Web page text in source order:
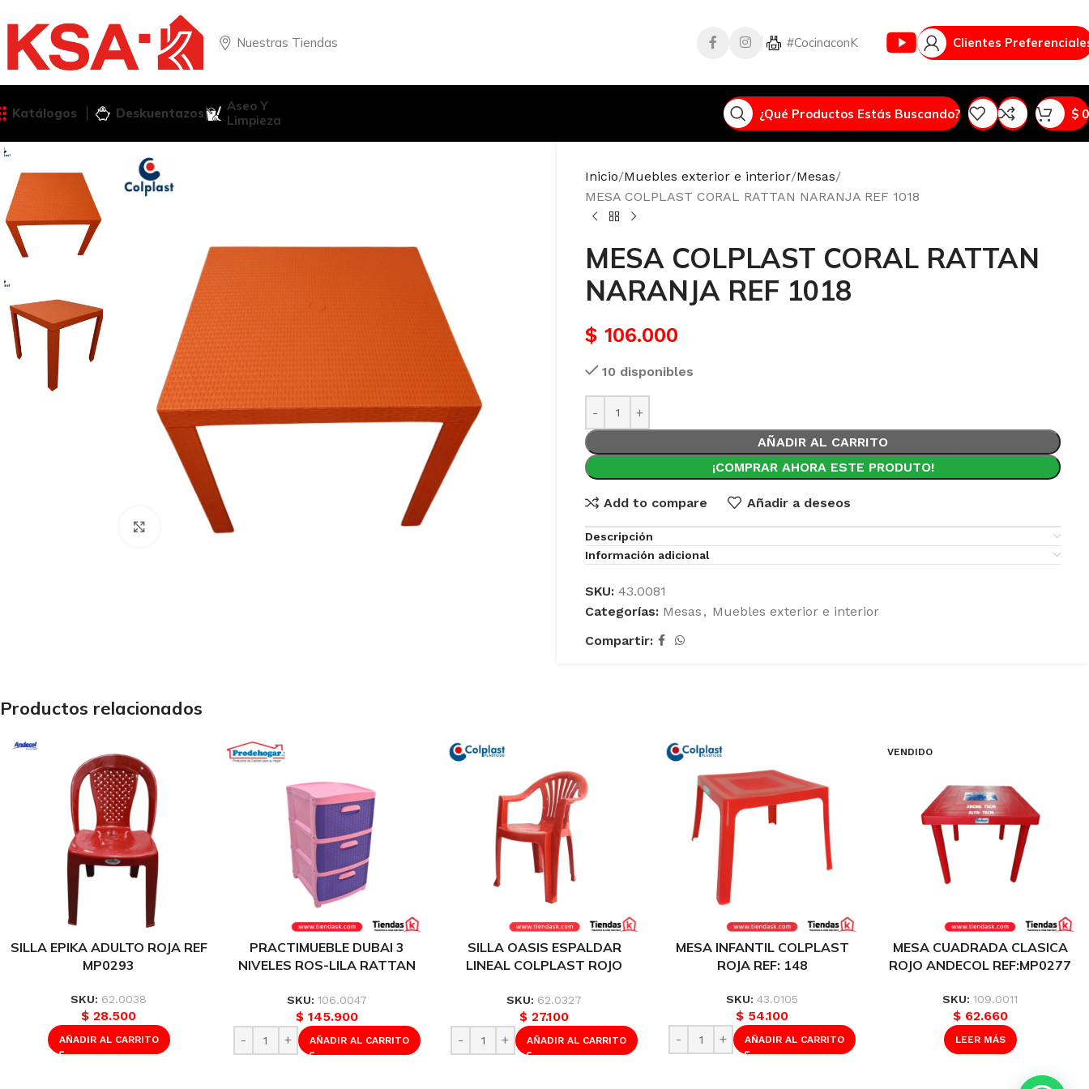
Nuestras Tiendas #CocinaconK Clientes
Katálogos Deskuentazos
Aseo Y
Limpieza
¿Qué Productos Estás Buscando? $ 0
Haga Click para agrandar
Inicio Muebles exterior e interior Mesas
MESA COLPLAST CORAL RATTAN NARANJA REF 1018
MESA COLPLAST CORAL RATTAN
NARANJA REF 1018
$ 106.000
10 disponibles
AÑADIR AL CARRITO
¡COMPRAR AHORA ESTE PRODUTO!
Add to compare Añadir a deseos
Descripción
Información adicional
SKU: 43.0081
Categorías: Mesas , Muebles exterior e interior
Compartir:
Productos relacionados
SILLA EPIKA ADULTO ROJA REF
MP0293
SKU: 62.0038
$ 28.500
AÑADIR AL CARRITO
PRACTIMUEBLE DUBAI 3
NIVELES ROS-LILA RATTAN
390ORR3N08
SKU: 106.0047
$145.900
AÑADIR AL CARRITO
SILLA OASIS ESPALDAR
LINEAL COLPLAST ROJO
SKU: 62.0327
$ 27.100
AÑADIR AL CARRITO
MESA INFANTIL COLPLAST
ROJA REF: 148
SKU:43.0105
$ 54.100
AÑADIR AL CARRITO
VENDIDO
MESA CUADRADA CLASICA
ROJO ANDECOL REF:MP0277
SKU:109.0011
$62.660
LEER MÁS